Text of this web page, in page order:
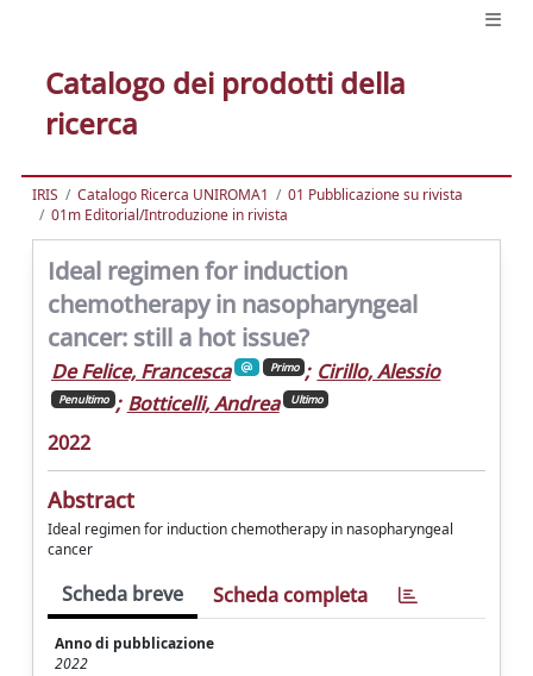
Catalogo dei prodotti della
ricerca
IRIS Catalogo Ricerca UNIROMA1
01 Pubblicazione su rivista
01m Editorial/Introduzione in rivista
Ideal regimen for induction
chemotherapy in nasopharyngeal
cancer: still a hot issue?
De Felice, Francesca Primo ; Cirillo, Alessio
Penultimo ; Botticelli, Andrea Ultimo
2022
Abstract
Ideal regimen for induction chemotherapy in nasopharyngeal
cancer
Scheda breve Scheda completa
Anno di pubblicazione
2022